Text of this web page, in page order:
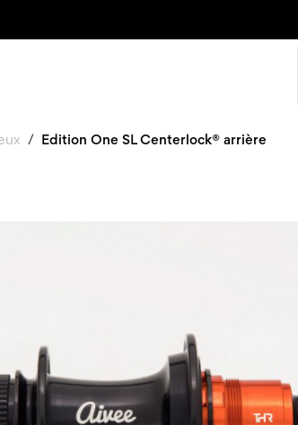
Edition One SL Centerlock® arrière